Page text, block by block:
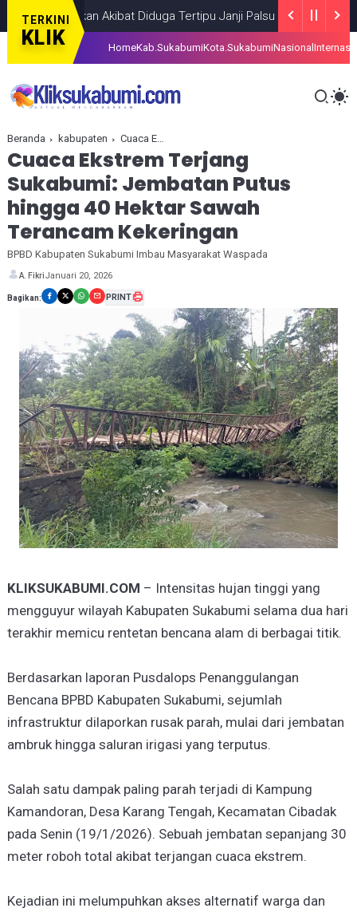
TERKINI
KLIK
Akibat Diduga Tertipu Janji Palsu Lowongan Kerja
HomeKab.SukabumiKota.SukabumiNasional
Beranda kabupaten Cuaca Ekstrem Terjang Sukabumi: Jembatan Putus hingga 40 Hektar Sawah Terancam Kekeringan
Cuaca Ekstrem Terjang
Sukabumi: Jembatan Putus
hingga 40 Hektar Sawah
Terancam Kekeringan
BPBD Kabupaten Sukabumi Imbau Masyarakat Waspada
A. FikriJanuari 20, 2026
Bagikan: PRINT
KLIKSUKABUMI.COM – Intensitas hujan tinggi yang
mengguyur wilayah Kabupaten Sukabumi selama dua hari
terakhir memicu rentetan bencana alam di berbagai titik.
Berdasarkan laporan Pusdalops Penanggulangan
Bencana BPBD Kabupaten Sukabumi, sejumlah
infrastruktur dilaporkan rusak parah, mulai dari jembatan
ambruk hingga saluran irigasi yang terputus.
Salah satu dampak paling parah terjadi di Kampung
Kamandoran, Desa Karang Tengah, Kecamatan Cibadak
pada Senin (19/1/2026). Sebuah jembatan sepanjang 30
meter roboh total akibat terjangan cuaca ekstrem.
Kejadian ini melumpuhkan akses alternatif warga dan